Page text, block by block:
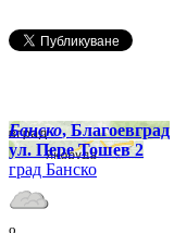
Банско, Благоевград
ул. Пере Тошев 2
град Банско
o